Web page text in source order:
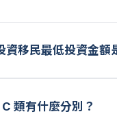
資移民最低投資金額
類有什麼分別？